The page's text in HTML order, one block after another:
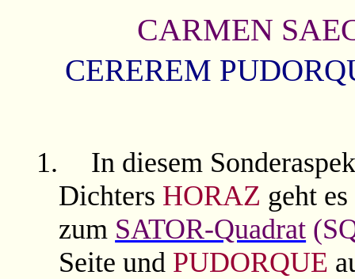
CARMEN
CEREREM
1.
In diesem
Dichters HORAZ geht
zum SATOR-Quadrat
Seite und PUDORQUE